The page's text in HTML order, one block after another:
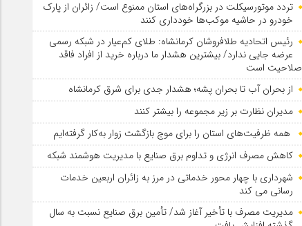
تردد موتورسیکلت در بزرگراه‌های استان ممنوع است/ زائران از پارک
خودرو در حاشیه موکب‌ها خودداری کنند
رئیس اتحادیه طلافروشان کرمانشاه: طلای کم‌عیار در شبکه رسمی
عرضه جایی ندارد/ بیشترین هشدار ما درباره خرید از افراد فاقد
صلاحیت است
از بحران آب تا بحران پشه؛ هشدار جدی برای شرق کرمانشاه
مدیران نظارت بر زیر مجموعه را بیشتر کنند
همه ظرفیت‌های استان را برای موج بازگشت زوار به‌کار گرفته‌ایم
کاهش مصرف انرژی و تداوم برق صنایع با مدیریت هوشمند شبکه
شهرداری با چهار محور خدماتی در مرز به زائران اربعین خدمات
رسانی می کند
مدیریت مصرف با تأخیر آغاز شد/ تأمین برق صنایع نسبت به سال